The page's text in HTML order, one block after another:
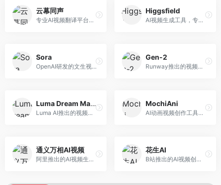
云幕同声
专业AI视频翻译平台，支持视频多语言配音和字幕生成。面向跨境电商和内容出海从业者，提供视频翻译、配音、字幕生成等服务，多语言支持完善。
Higgsfield
AI视频生成工具，专注于高质量视频内容创作。面向视频创作者和营销人员，支持文生视频、视频编辑等功能，视频效果逼真，适合商业应用。
Sora
OpenAI研发的文生视频大模型，可根据文字描述生成长达60秒的高清视频。面向影视创作者、广告从业者和内容生产者，视频连贯性强，物理世界理解准确，代表了AI视频生成的最高水平。
Gen-2
Runway推出的视频生成模型，专注于文生视频和视频风格转换。面向影视制作人和创意工作者，支持文本到视频、图像到视频等多种生成模式，视频质量专业级。
Luma Dream Machine
Luma AI推出的视频生成工具，专注于高质量视频创作。面向影视创作者和内容生产者，支持文生视频、图生视频，视频质量高，物理运动流畅自然。
MochiAni
AI动画视频创作工具，专注于动画内容生成。面向动画创作者和二次元内容生产者，支持动画风格视频生成，动画效果流畅，适合动漫内容创作。
通义万相AI视频
阿里推出的AI视频生成服务，整合图像与视频创作能力。面向电商和营销从业者，支持商品视频生成、营销视频制作等服务，商业应用场景丰富。
花生AI
B站推出的AI视频创作工具，专注于短视频内容生成。面向B站创作者，支持视频生成、视频编辑等功能，与B站平台深度整合，创作效率高。